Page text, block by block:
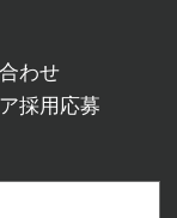
わせ
採用応募